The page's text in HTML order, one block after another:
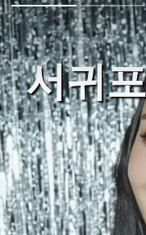
서귀